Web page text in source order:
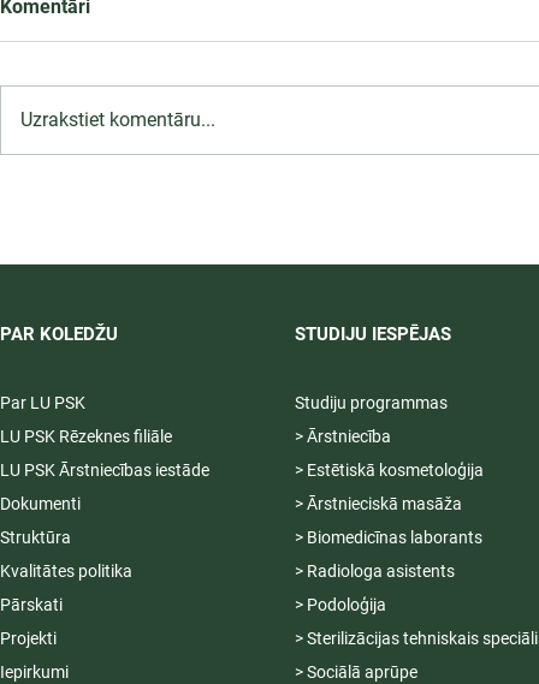
Komentāri
Uzrakstiet komentāru...
PAR KOLEDŽU
Par LU PSK
LU PSK Rēzeknes filiāle
LU PSK Ārstniecības iestāde
Dokumenti
Struktūra
Kvalitātes politika
Pārskati
Projekti
Iepirkumi
STUDIJU IESPĒJAS
Studiju programmas
> Ārstniecība
> Estētiskā kosmetoloģija
> Ārstnieciskā masāža
> Biomedicīnas laborants
> Radiologa asistents
> Podoloģija
> Sterilizācijas tehniskais
> Sociālā aprūpe